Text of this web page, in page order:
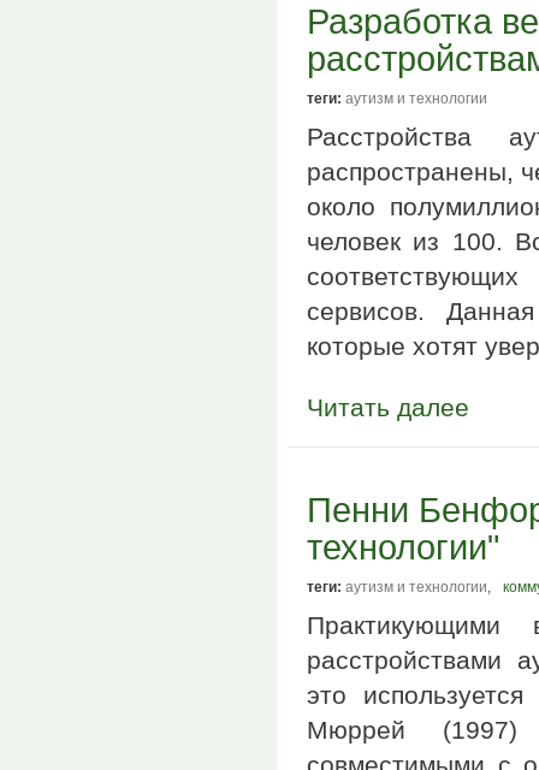
Разработка
теги: аутизм и технологии
Расстройства
распространены,
около
человек из 100.
сервисов.
которые хотят
Читать далее
Пенни
технологии"
теги: аутизм и технологии,
расстройствами
это
Мюррей (1997)